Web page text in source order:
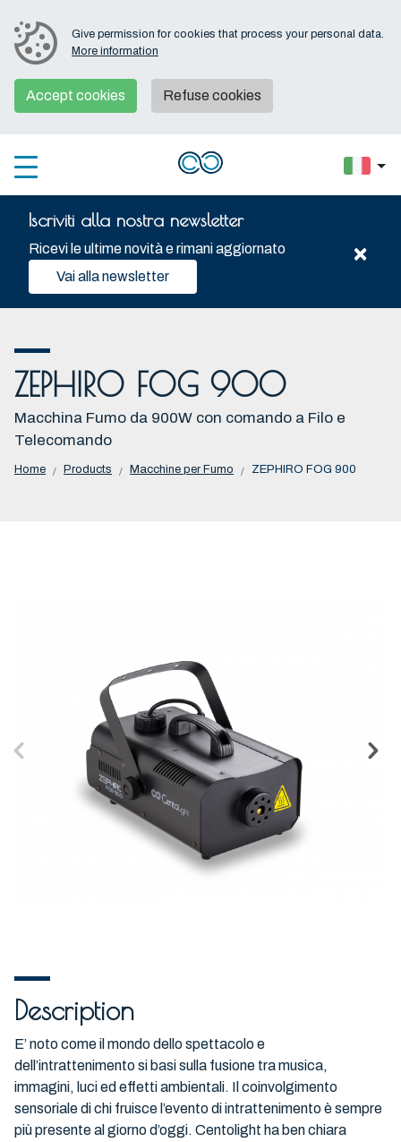
Give permission for cookies that process your personal data.
More information
Accept cookies Refuse cookies
Iscriviti alla nostra newsletter
Ricevi le ultime novità e rimani aggiornato
Vai alla newsletter
×
ZEPHIRO FOG 900
Macchina Fumo da 900W con comando a Filo e
Telecomando
Home Products Macchine per Fumo ZEPHIRO FOG 900
Description
E’ noto come il mondo dello spettacolo e
dell’intrattenimento si basi sulla fusione tra musica,
immagini, luci ed effetti ambientali. Il coinvolgimento
sensoriale di chi fruisce l’evento di intrattenimento è sempre
più presente al giorno d’oggi. Centolight ha ben chiara